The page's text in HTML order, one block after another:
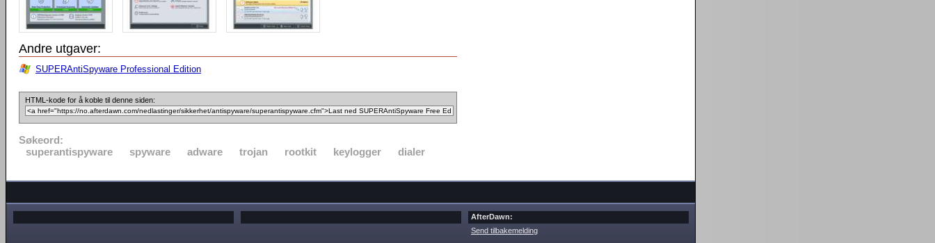
Andre utgaver:
SUPERAntiSpyware Professional Edition
HTML-kode for å koble til denne siden:
Søkeord:
superantispyware
spyware adware trojan rootkit keylogger dialer
AfterDawn:
Send tilbakemelding